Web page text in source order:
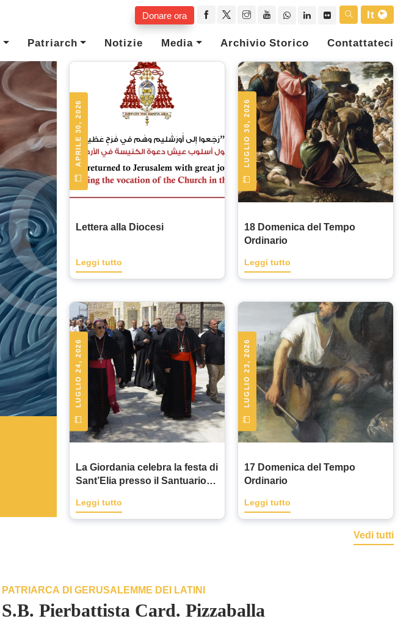
Donare ora
It
Patriarch Notizie Media Archivio Storico Contattateci
APRILE 30, 2026
Lettera alla Diocesi
Leggi tutto
LUGLIO 30, 2026
18 Domenica del Tempo
Ordinario
Leggi tutto
LUGLIO 24, 2026
La Giordania celebra la festa di
Sant’Elia presso il Santuario
del Profeta ad Ajloun
Leggi tutto
LUGLIO 23, 2026
17 Domenica del Tempo
Ordinario
Leggi tutto
Vedi tutti
PATRIARCA DI GERUSALEMME DEI LATINI
S.B. Pierbattista Card. Pizzaballa